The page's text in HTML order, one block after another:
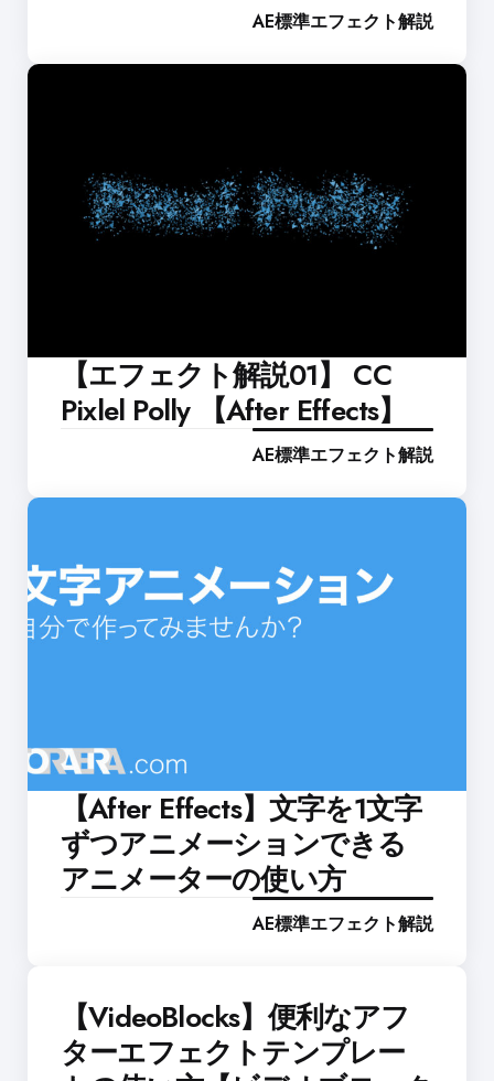
AE標準エフェクト解説
【エフェクト解説01】 CC
Pixlel Polly 【After Effects】
AE標準エフェクト解説
【After Effects】文字を1文字
ずつアニメーションできる
アニメーターの使い方
AE標準エフェクト解説
【VideoBlocks】便利なアフ
ターエフェクトテンプレー